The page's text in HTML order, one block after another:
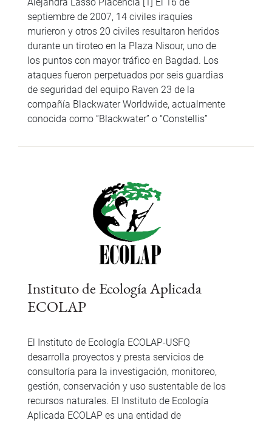
septiembre de 2007, 14 civiles iraquíes
murieron y otros 20 civiles resultaron heridos
durante un tiroteo en la Plaza Nisour, uno de
los puntos con mayor tráfico en Bagdad. Los
ataques fueron perpetuados por seis guardias
de seguridad del equipo Raven 23 de la
compañía Blackwater Worldwide, actualmente
conocida como “Blackwater” o “Constellis”
Instituto de Ecología Aplicada
ECOLAP
El Instituto de Ecología ECOLAP-USFQ
desarrolla proyectos y presta servicios de
consultoría para la investigación, monitoreo,
gestión, conservación y uso sustentable de los
recursos naturales. El Instituto de Ecología
Aplicada ECOLAP es una entidad de